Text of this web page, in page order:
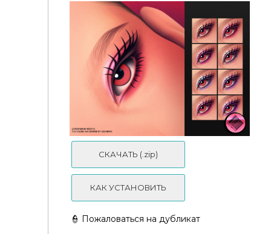
Тени "MM Basic Eyeshadow N330 V1"
СКАЧАТЬ (.zip)
КАК УСТАНОВИТЬ
👮 Пожаловаться на дубликат